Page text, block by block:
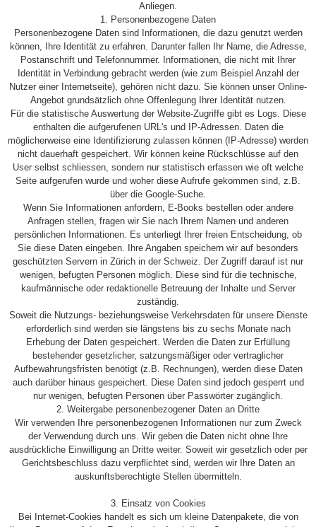
Anliegen.
1. Personenbezogene Daten
Personenbezogene Daten sind Informationen, die dazu genutzt werden
können, Ihre Identität zu erfahren. Darunter fallen Ihr Name, die Adresse,
Postanschrift und Telefonnummer. Informationen, die nicht mit Ihrer
Identität in Verbindung gebracht werden (wie zum Beispiel Anzahl der
Nutzer einer Internetseite), gehören nicht dazu. Sie können unser Online-
Angebot grundsätzlich ohne Offenlegung Ihrer Identität nutzen.
Für die statistische Auswertung der Website-Zugriffe gibt es Logs. Diese
enthalten die aufgerufenen URL's und IP-Adressen. Daten die
möglicherweise eine Identifizierung zulassen können (IP-Adresse) werden
nicht dauerhaft gespeichert. Wir können keine Rückschlüsse auf den
User selbst schliessen, sondern nur statistisch erfassen wie oft welche
Seite aufgerufen wurde und woher diese Aufrufe gekommen sind, z.B.
über die Google-Suche.
Wenn Sie Informationen anfordern, E-Books bestellen oder andere
Anfragen stellen, fragen wir Sie nach Ihrem Namen und anderen
persönlichen Informationen. Es unterliegt Ihrer freien Entscheidung, ob
Sie diese Daten eingeben. Ihre Angaben speichern wir auf besonders
geschützten Servern in Zürich in der Schweiz. Der Zugriff darauf ist nur
wenigen, befugten Personen möglich. Diese sind für die technische,
kaufmännische oder redaktionelle Betreuung der Inhalte und Server
zuständig.
Soweit die Nutzungs- beziehungsweise Verkehrsdaten für unsere Dienste
erforderlich sind werden sie längstens bis zu sechs Monate nach
Erhebung der Daten gespeichert. Werden die Daten zur Erfüllung
bestehender gesetzlicher, satzungsmäßiger oder vertraglicher
Aufbewahrungsfristen benötigt (z.B. Rechnungen), werden diese Daten
auch darüber hinaus gespeichert. Diese Daten sind jedoch gesperrt und
nur wenigen, befugten Personen über Passwörter zugänglich.
2. Weitergabe personenbezogener Daten an Dritte
Wir verwenden Ihre personenbezogenen Informationen nur zum Zweck
der Verwendung durch uns. Wir geben die Daten nicht ohne Ihre
ausdrückliche Einwilligung an Dritte weiter. Soweit wir gesetzlich oder per
Gerichtsbeschluss dazu verpflichtet sind, werden wir Ihre Daten an
auskunftsberechtigte Stellen übermitteln.
3. Einsatz von Cookies
Bei Internet-Cookies handelt es sich um kleine Datenpakete, die von